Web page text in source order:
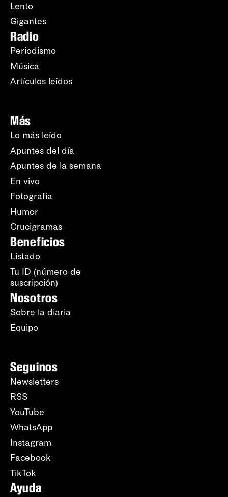
Lento
Gigantes
Radio
Periodismo
Música
Artículos leídos
Más
Lo más leído
Apuntes del día
Apuntes de la semana
En vivo
Fotografía
Humor
Crucigramas
Beneficios
Listado
Tu ID (número de
suscripción)
Nosotros
Sobre la diaria
Equipo
Seguinos
Newsletters
RSS
YouTube
WhatsApp
Instagram
Facebook
TikTok
Ayuda